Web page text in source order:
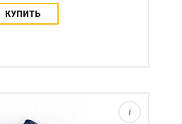
КУПИТЬ
i